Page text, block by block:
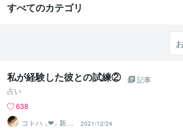
すべてのカテゴリ
私が経験した彼との試練②
記事
占い
638
コトハ ⸜❤︎⸝ 新サ
ービス提供開始
2021/12/24